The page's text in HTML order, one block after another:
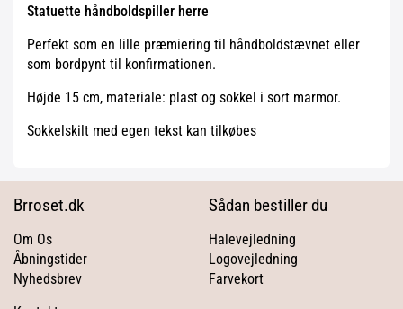
Statuette håndboldspiller herre
Perfekt som en lille præmiering til håndboldstævnet eller
som bordpynt til konfirmationen.
Højde 15 cm, materiale: plast og sokkel i sort marmor.
Sokkelskilt med egen tekst kan tilkøbes
Brroset.dk
Om Os
Åbningstider
Nyhedsbrev
Sådan bestiller du
Halevejledning
Logovejledning
Farvekort